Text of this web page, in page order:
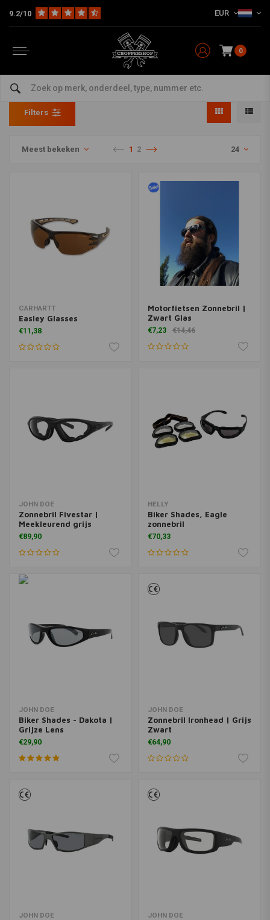
9.2/10 EUR
0
Brillen
Home The Biker Brillen
Filters
Meest bekeken 1 2 24
CARHARTT
Easley Glasses
€11,38
Motorfietsen Zonnebril |
Zwart Glas
€7,23 €14,46
JOHN DOE
Zonnebril Fivestar |
Meekleurend grijs
€89,90
HELLY
Biker Shades, Eagle
zonnebril
€70,33
JOHN DOE
Biker Shades - Dakota |
Grijze Lens
€29,90
JOHN DOE
Zonnebril Ironhead | Grijs
Zwart
€64,90
JOHN DOE JOHN DOE